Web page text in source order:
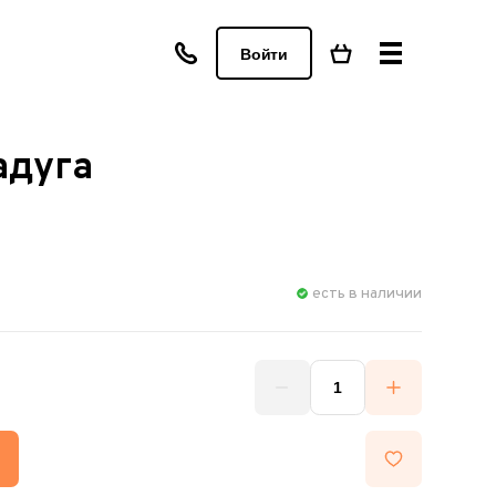
Войти
есть в наличии